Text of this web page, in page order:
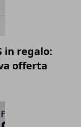
in regalo:
offerta